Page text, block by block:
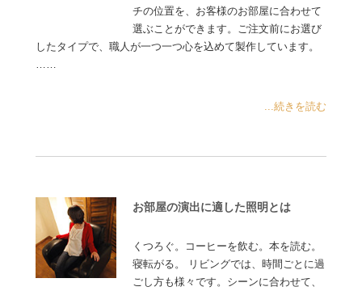
チの位置を、お客様のお部屋に合わせて
選ぶことができます。ご注文前にお選び
したタイプで、職人が一つ一つ心を込めて製作しています。
……
...続きを読む
お部屋の演出に適した照明とは
くつろぐ。コーヒーを飲む。本を読む。
寝転がる。 リビングでは、時間ごとに過
ごし方も様々です。シーンに合わせて、